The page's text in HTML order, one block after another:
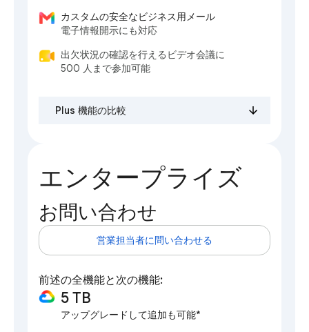
カスタムの安全なビジネス用メール
電子情報開示にも対応
出欠状況の確認を行えるビデオ会議に
500 人まで参加可能
Plus 機能の比較
エンタープライズ
お問い合わせ
営業担当者に問い合わせる
前述の全機能と次の機能:
5 TB
アップグレードして追加も可能*